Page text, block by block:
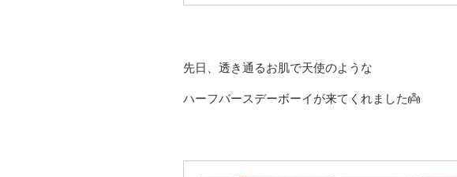
先日、透き通るお肌で天使のような
ハーフバースデーボーイが来てくれました👼